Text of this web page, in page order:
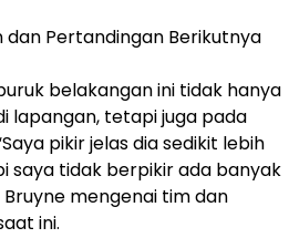
belakangan ini tidak hanya
lapangan, tetapi juga pada
pikir jelas dia sedikit lebih
saya tidak berpikir ada banyak
mengenai tim dan
ini.